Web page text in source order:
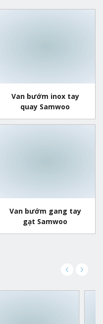
Van bướm inox tay
quay Samwoo
Van bướm gang tay
gạt Samwoo